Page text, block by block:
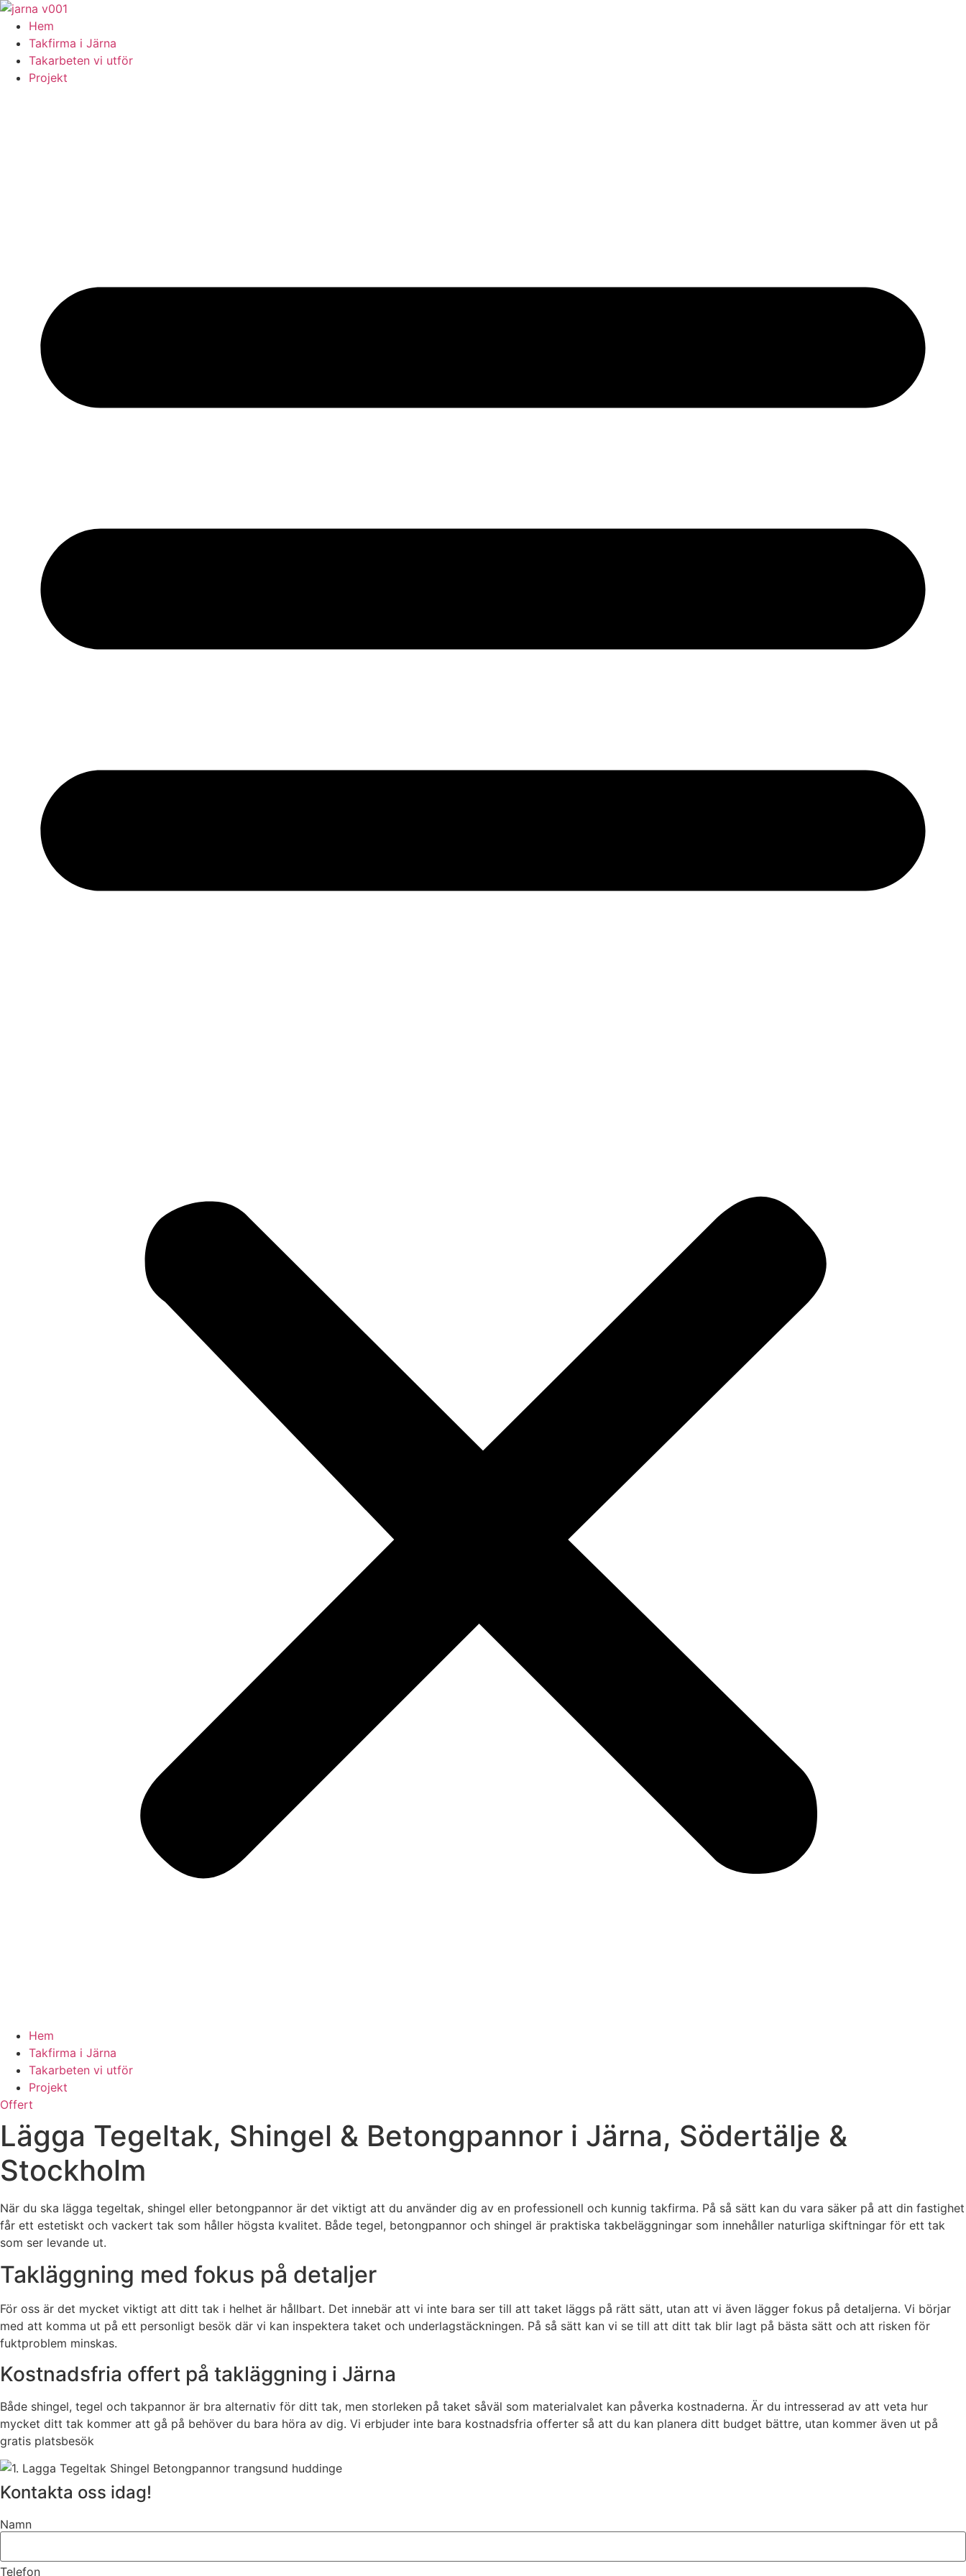
Skip
content
Hem
Takfirma i Järna
Takarbeten vi utför
Projekt
Hem
Takfirma i Järna
Takarbeten vi utför
Projekt
Offert
Lägga Tegeltak, Shingel & Betongpannor i Järna, Södertälje &
Stockholm
När du ska lägga tegeltak, shingel eller betongpannor är det viktigt att du använder dig av en professionell och kunnig takfirma. På så sätt kan du vara säker på att din fastighet
får ett estetiskt och vackert tak som håller högsta kvalitet. Både tegel, betongpannor och shingel är praktiska takbeläggningar som innehåller naturliga skiftningar för ett tak
som ser levande ut.
Takläggning med fokus på detaljer
För oss är det mycket viktigt att ditt tak i helhet är hållbart. Det innebär att vi inte bara ser till att taket läggs på rätt sätt, utan att vi även lägger fokus på detaljerna. Vi börjar
med att komma ut på ett personligt besök där vi kan inspektera taket och underlagstäckningen. På så sätt kan vi se till att ditt tak blir lagt på bästa sätt och att risken för
fuktproblem minskas.
Kostnadsfria offert på takläggning i Järna
Både shingel, tegel och takpannor är bra alternativ för ditt tak, men storleken på taket såväl som materialvalet kan påverka kostnaderna. Är du intresserad av att veta hur
mycket ditt tak kommer att gå på behöver du bara höra av dig. Vi erbjuder inte bara kostnadsfria offerter så att du kan planera ditt budget bättre, utan kommer även ut på
gratis platsbesök
Kontakta oss idag!
Namn
Telefon